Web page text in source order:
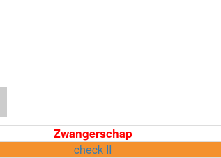
Zwangerschap
check II